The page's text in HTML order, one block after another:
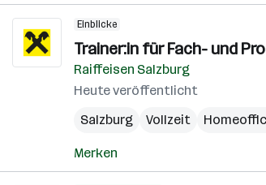
Einblicke
Trainer:in für Fach- und
Raiffeisen Salzburg
Heute veröffentlicht
Salzburg
Vollzeit
Merken